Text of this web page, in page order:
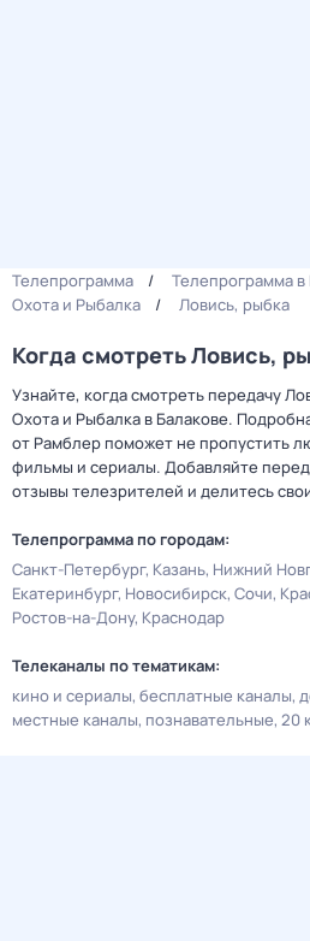
Телепрограмма
Телепрограмма в
Охота и Рыбалка
Ловись, рыбка
Когда смотреть Ловись,
Узнайте, когда смотреть передачу
Охота и Рыбалка в Балакове.
от Рамблер поможет не пропустить
фильмы и сериалы. Добавляйте
отзывы телезрителей и делитесь
Телепрограмма по городам:
Санкт-Петербург Казань Нижний
Екатеринбург Новосибирск Сочи
Ростов-на-Дону Краснодар
Телеканалы по тематикам:
кино и сериалы бесплатные каналы
местные каналы познавательные 20